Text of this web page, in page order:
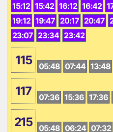
15:12 15:42 16:12 16:42
19:12 19:47 20:17 20:47
23:07 23:34 23:42
115 05:48 07:44 13:48
117 07:36 15:36 17:36
215 05:48 06:24 07:32